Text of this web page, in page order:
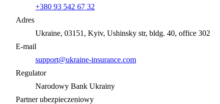
+380 93 542 67 32
Adres
Ukraine, 03151, Kyiv, Ushinsky str, bldg. 40, office 302
E-mail
support@ukraine-insurance.com
Regulator
Narodowy Bank Ukrainy
Partner ubezpieczeniowy